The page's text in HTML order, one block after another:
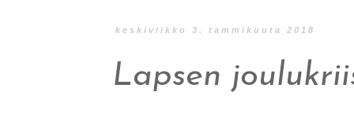
keskiviikko 3. tammikuuta 2018
Lapsen